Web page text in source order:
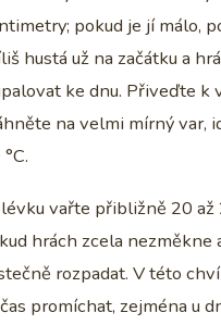
pokud je jí málo,
hustá už na začátku a
ke dnu. Přiveďte k
na velmi mírný var,
vařte přibližně 20 až
hrách zcela nezměkne
rozpadat. V této
promíchat, zejména u